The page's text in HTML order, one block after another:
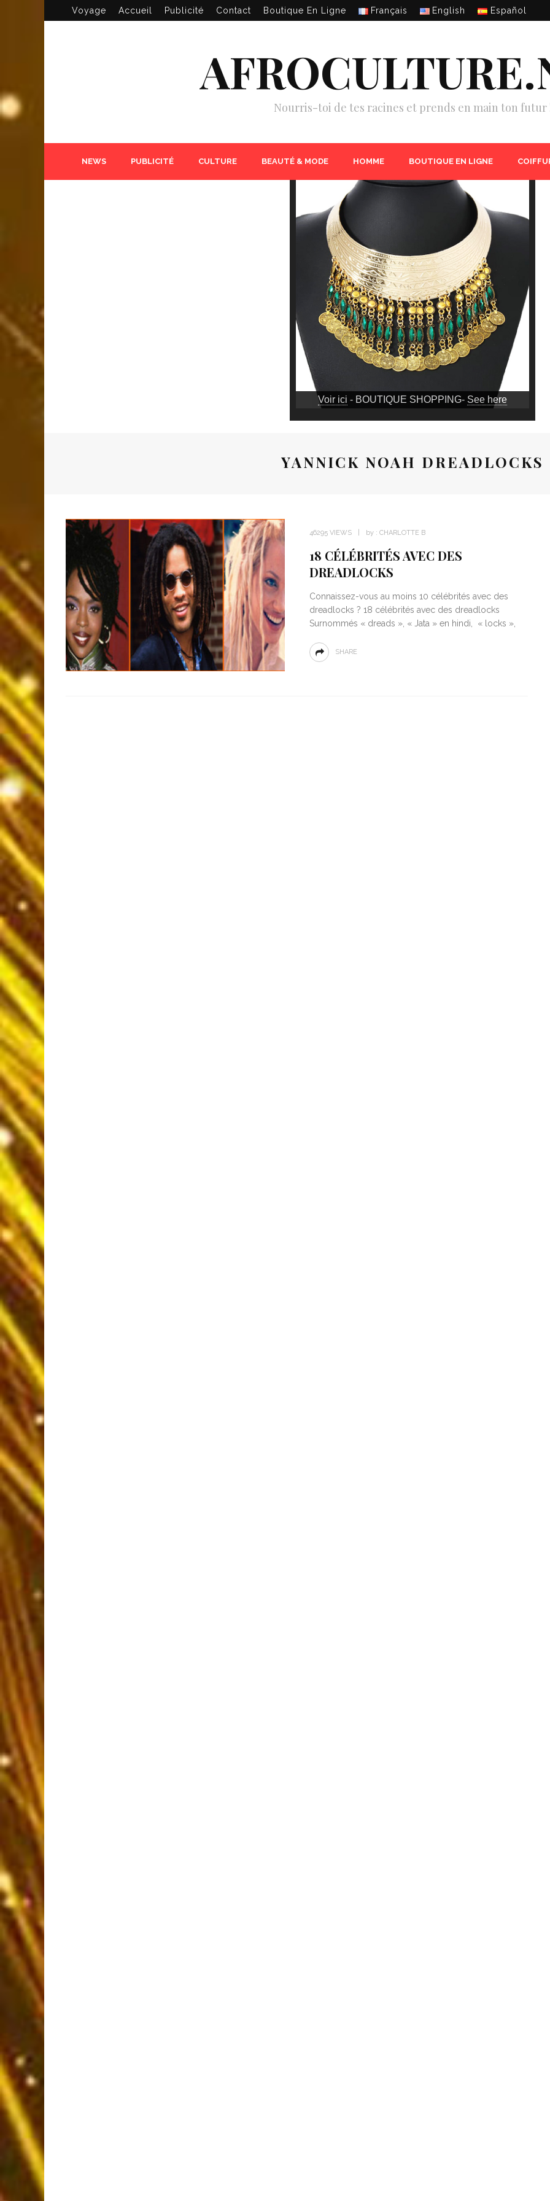
Voyage Accueil Publicité Contact Boutique En Ligne Français English Español
Nourris-toi de tes racines et prends en main ton futur
NEWS PUBLICITÉ CULTURE BEAUTÉ & MODE HOMME BOUTIQUE EN LIGNE
Voir ici - BOUTIQUE SHOPPING- See here
YANNICK NOAH DREADLOCKS
46295 VIEWS by : CHARLOTTE B
18 CÉLÉBRITÉS AVEC DES
DREADLOCKS
Connaissez-vous au moins 10 célébrités avec des
dreadlocks ? 18 célébrités avec des dreadlocks
Surnommés « dreads », « Jata » en hindi, « locks »,
SHARE